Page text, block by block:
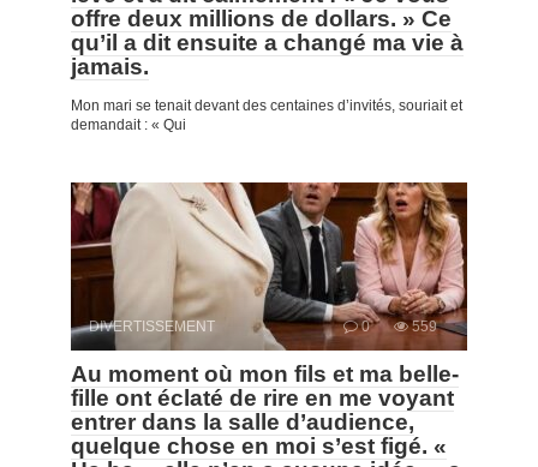
offre deux millions de dollars. » Ce
qu’il a dit ensuite a changé ma vie à
jamais.
Mon mari se tenait devant des centaines d’invités, souriait et
demandait : « Qui
DIVERTISSEMENT 0 559
Au moment où mon fils et ma belle-
fille ont éclaté de rire en me voyant
entrer dans la salle d’audience,
quelque chose en moi s’est figé. «